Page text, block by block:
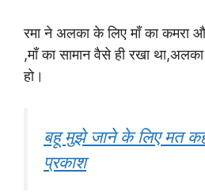
रमा ने अलका के लिए माँ का कमरा
,माँ का सामान वैसे ही रखा
हो।
बहू मुझे जाने के लिए मत
प्रकाश